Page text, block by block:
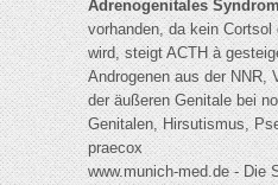
Adrenogenitales
vorhanden, da kein Cortsol
wird, steigt ACTH à
Androgenen aus der NNR,
der äußeren Genitale bei
Genitalen, Hirsutismus,
praecox
www.munich-med.de - Die